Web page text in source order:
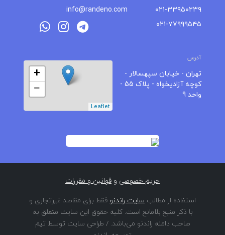
۰۲۱-۳۳۹۵۰۲۳۹
۰۲۱-۷۷۹۹۹۵۴۵
info@randeno.com
آدرس
تهران - خیابان سپهسالار -
کوچه آزادیخواه - پلاک 55 -
واحد 9
+
−
Leaflet
حریم خصوصی و قوانین و مقررات
استفاده از مطالب سایت راندنو فقط برای مقاصد غیرتجاری و
با ذکر منبع بلامانع است. کلیه حقوق این سایت متعلق به
صاحب دامنه راندنو می‌باشد. / طراحی سایت توسط تیم